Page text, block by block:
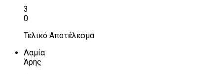
3
0
Τελικό Αποτέλεσμα
Λαμία
Άρης